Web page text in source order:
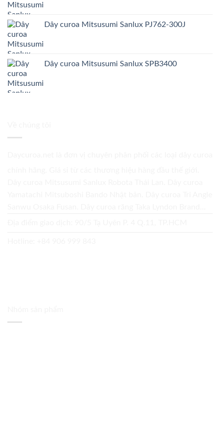
Dây curoa Mitsusumi Sanlux PJ762-300J
Dây curoa Mitsusumi Sanlux SPB3400